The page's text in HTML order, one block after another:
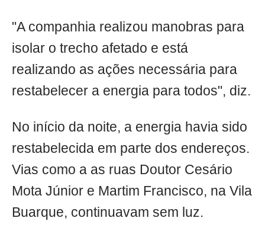
"A companhia realizou manobras para
isolar o trecho afetado e está
realizando as ações necessária para
restabelecer a energia para todos", diz.
No início da noite, a energia havia sido
restabelecida em parte dos endereços.
Vias como a as ruas Doutor Cesário
Mota Júnior e Martim Francisco, na Vila
Buarque, continuavam sem luz.